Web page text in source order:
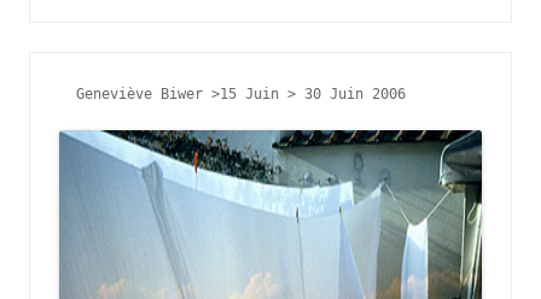
Geneviève Biwer >15 Juin > 30 Juin 2006